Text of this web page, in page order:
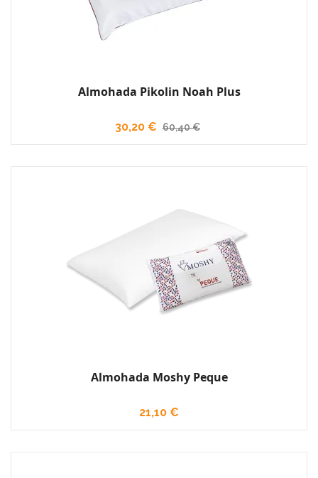
Almohada Pikolin Noah Plus
30,20 € 60,40 €
Almohada Moshy Peque
21,10 €